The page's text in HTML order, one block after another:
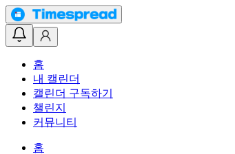
홈
내 캘린더
캘린더 구독하기
챌린지
커뮤니티
홈